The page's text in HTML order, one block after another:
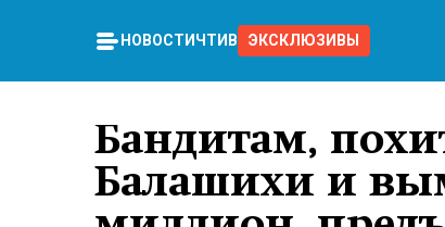
НОВОСТИ ЧТИВО ЭКСКЛЮЗИВЫ
Бандитам,
Балашихи и